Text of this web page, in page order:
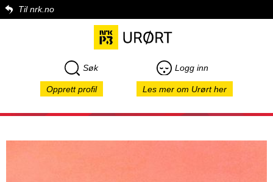
Til nrk.no
Søk Logg inn
Opprett profil Les mer om Urørt her